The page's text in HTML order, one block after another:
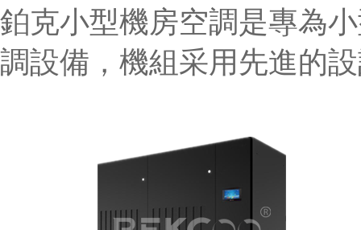
鉑克小型機房空調是專為
調設備，機組采用先進的